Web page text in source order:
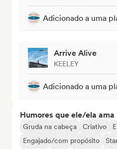
Adicionado a uma
Arrive Alive
KEELEY
Adicionado a uma
Humores que ele/ela ama
Gruda na cabeça Criativo
Engajado/com propósito